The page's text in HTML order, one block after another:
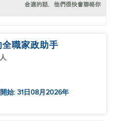
職家政助手
始: 31日08月2026年